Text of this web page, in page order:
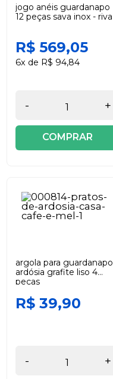
jogo anéis guardanapo
12 peças sava inox - riva
R$ 569,05
6x de R$ 94,84
- +
COMPRAR
argola para guardanapo
ardósia grafite liso 4
peças
R$ 39,90
- +